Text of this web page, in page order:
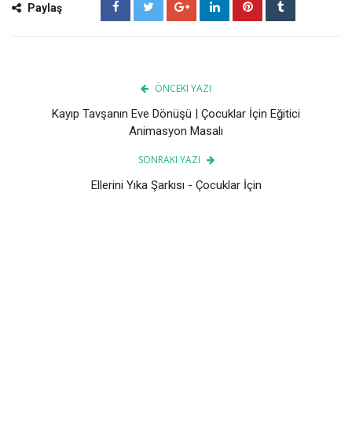
Paylaş
ÖNCEKI YAZI
Kayıp Tavşanın Eve Dönüşü | Çocuklar İçin Eğitici
Animasyon Masalı
SONRAKI YAZI
Ellerini Yıka Şarkısı - Çocuklar İçin